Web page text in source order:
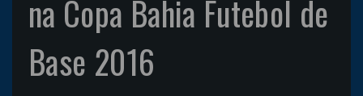
na Copa Bahia Futebol de
Base 2016